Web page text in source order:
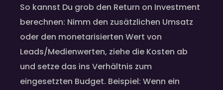
So kannst Du grob den Return on Investment
berechnen: Nimm den zusätzlichen Umsatz
oder den monetarisierten Wert von
Leads/Medienwerten, ziehe die Kosten ab
und setze das ins Verhältnis zum
eingesetzten Budget. Beispiel: Wenn ein